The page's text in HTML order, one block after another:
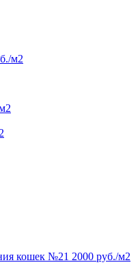
м2
кошек №21 2000 руб./м2